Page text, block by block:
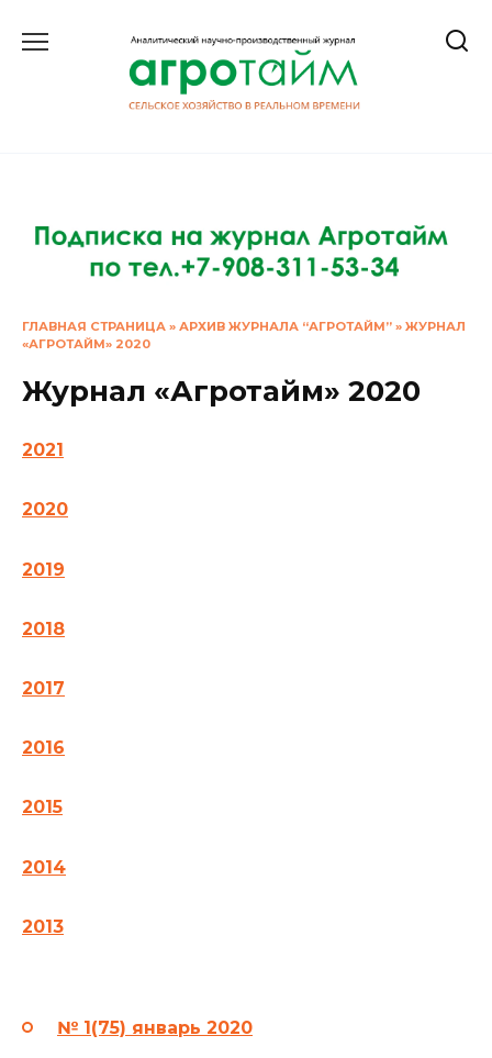
ГЛАВНАЯ СТРАНИЦА » АРХИВ ЖУРНАЛА “АГРОТАЙМ” » ЖУРНАЛ
«АГРОТАЙМ» 2020
Журнал «Агротайм» 2020
2021
2020
2019
2018
2017
2016
2015
2014
2013
№ 1(75) январь 2020